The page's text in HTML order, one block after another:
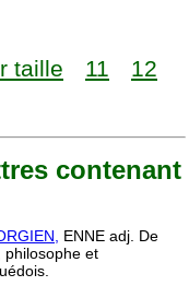
taille 11
12
contenant
ENNE adj. De
philosophe et